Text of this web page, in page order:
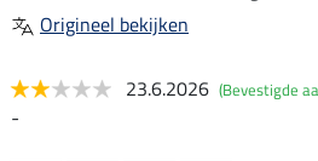
Origineel bekijken
23.6.2026 (Bevestigde
-